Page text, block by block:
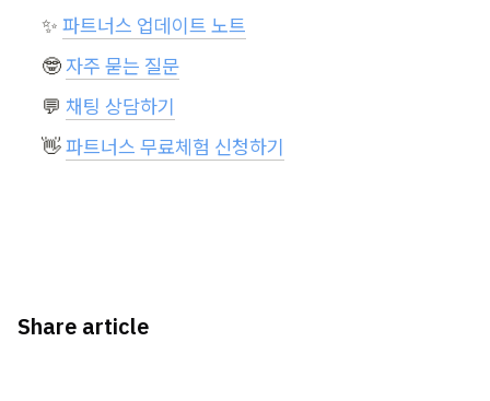
✨ 파트너스 업데이트 노트
🤓 자주 묻는 질문
💬 채팅 상담하기
👋 파트너스 무료체험 신청하기
Share article